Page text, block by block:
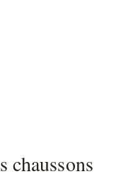
chaussons